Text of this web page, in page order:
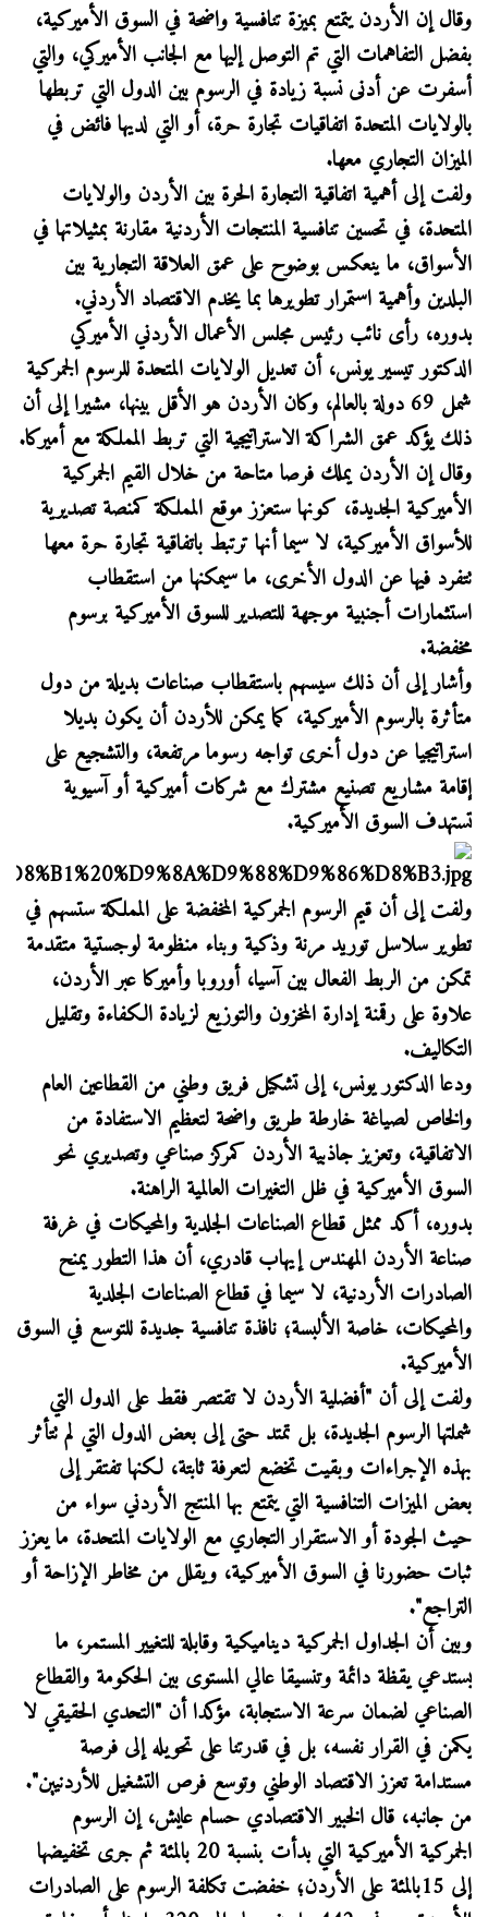
وقال إن الأردن يتمتع بميزة تنافسية واضحة في السوق الأميركية،
بفضل التفاهمات التي تم التوصل إليها مع الجانب الأميركي، والتي
أسفرت عن أدنى نسبة زيادة في الرسوم بين الدول التي تربطها
بالولايات المتحدة اتفاقيات تجارة حرة، أو التي لديها فائض في
الميزان التجاري معها.
ولفت إلى أهمية اتفاقية التجارة الحرة بين الأردن والولايات
المتحدة، في تحسين تنافسية المنتجات الأردنية مقارنة بمثيلاتها في
الأسواق، ما ينعكس بوضوح على عمق العلاقة التجارية بين
البلدين وأهمية استمرار تطويرها بما يخدم الاقتصاد الأردني.
بدوره، رأى نائب رئيس مجلس الأعمال الأردني الأميركي
الدكتور تيسير يونس، أن تعديل الولايات المتحدة للرسوم الجمركية
شمل 69 دولة بالعالم، وكان الأردن هو الأقل بينها، مشيرا إلى أن
ذلك يؤكد عمق الشراكة الاستراتيجية التي تربط المملكة مع أميركا.
وقال إن الأردن يملك فرصا متاحة من خلال القيم الجمركية
الأميركية الجديدة، كونها ستعزز موقع المملكة كمنصة تصديرية
للأسواق الأميركية، لا سيما أنها ترتبط باتفاقية تجارة حرة معها
تتفرد فيها عن الدول الأخرى، ما سيمكنها من استقطاب
استثمارات أجنبية موجهة للتصدير للسوق الأميركية برسوم
مخفضة.
وأشار إلى أن ذلك سيسهم باستقطاب صناعات بديلة من دول
متأثرة بالرسوم الأميركية، كما يمكن للأردن أن يكون بديلا
استراتيجيا عن دول أخرى تواجه رسوما مرتفعة، والتشجيع على
إقامة مشاريع تصنيع مشترك مع شركات أميركية أو آسيوية
تستهدف السوق الأميركية.
ولفت إلى أن قيم الرسوم الجمركية المخفضة على المملكة ستسهم في
تطوير سلاسل توريد مرنة وذكية وبناء منظومة لوجستية متقدمة
تمكن من الربط الفعال بين آسيا، أوروبا وأميركا عبر الأردن،
علاوة على رقمنة إدارة المخزون والتوزيع لزيادة الكفاءة وتقليل
التكاليف.
ودعا الدكتور يونس، إلى تشكيل فريق وطني من القطاعين العام
والخاص لصياغة خارطة طريق واضحة لتعظيم الاستفادة من
الاتفاقية، وتعزيز جاذبية الأردن كمركز صناعي وتصديري نحو
السوق الأميركية في ظل التغيرات العالمية الراهنة.
بدوره، أكد ممثل قطاع الصناعات الجلدية والمحيكات في غرفة
صناعة الأردن المهندس إيهاب قادري، أن هذا التطور يمنح
الصادرات الأردنية، لا سيما في قطاع الصناعات الجلدية
والمحيكات، خاصة الألبسة؛ نافذة تنافسية جديدة للتوسع في السوق
الأميركية.
ولفت إلى أن "أفضلية الأردن لا تقتصر فقط على الدول التي
شملتها الرسوم الجديدة، بل تمتد حتى إلى بعض الدول التي لم تتأثر
بهذه الإجراءات وبقيت تخضع لتعرفة ثابتة، لكنها تفتقر إلى
بعض الميزات التنافسية التي يتمتع بها المنتج الأردني سواء من
حيث الجودة أو الاستقرار التجاري مع الولايات المتحدة، ما يعزز
ثبات حضورنا في السوق الأميركية، ويقلل من مخاطر الإزاحة أو
التراجع".
وبين أن الجداول الجمركية ديناميكية وقابلة للتغيير المستمر، ما
يستدعي يقظة دائمة وتنسيقا عالي المستوى بين الحكومة والقطاع
الصناعي لضمان سرعة الاستجابة، مؤكدا أن "التحدي الحقيقي لا
يكمن في القرار نفسه، بل في قدرتنا على تحويله إلى فرصة
مستدامة تعزز الاقتصاد الوطني وتوسع فرص التشغيل للأردنيين".
من جانبه، قال الخبير الاقتصادي حسام عايش، إن الرسوم
الجمركية الأميركية التي بدأت بنسبة 20 بالمئة ثم جرى تخفيضها
إلى 15بالمئة على الأردن؛ خفضت تكلفة الرسوم على الصادرات